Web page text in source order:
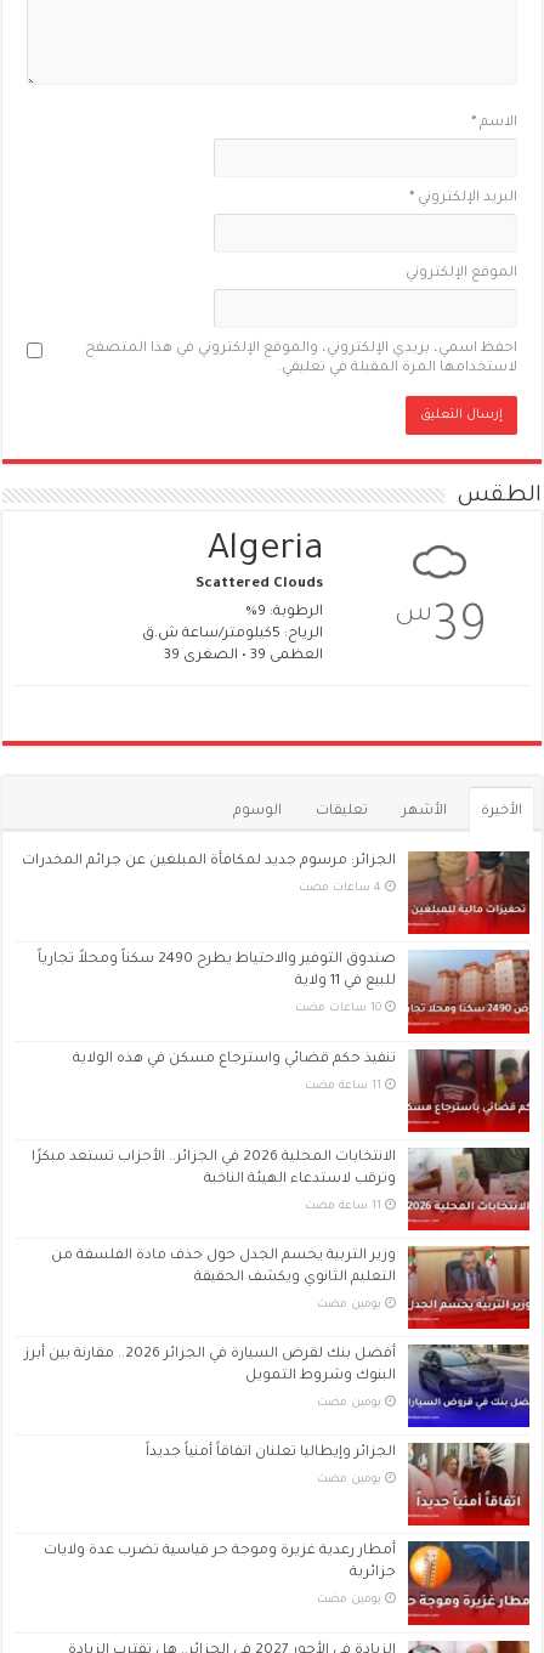
الاسم*
البريد الإلكتروني*
الموقع الإلكتروني
احفظ اسمي، بريدي الإلكتروني، والموقع الإلكتروني في هذا المتصفح
لاستخدامها المرة المقبلة في تعليقي.
الطقس
39 س
Algeria
Scattered Clouds
الرطوبة: 9%
الرياح: 5كيلومتر/ساعة ش.ق
العظمى 39 • الصغرى 39
الأخيرة الأشهر تعليقات الوسوم
الجزائر: مرسوم جديد لمكافأة المبلغين عن جرائم المخدرات
صندوق التوفير والاحتياط يطرح 2490 سكناً ومحلاً تجارياً
للبيع في 11 ولاية
‏10 ساعات مضت
تنفيذ حكم قضائي واسترجاع مسكن في هذه الولاية
الانتخابات المحلية 2026 في الجزائر.. الأحزاب تستعد مبكرًا
وترقب لاستدعاء الهيئة الناخبة
وزير التربية يحسم الجدل حول حذف مادة الفلسفة من
التعليم الثانوي ويكشف الحقيقة
‏يومين مضت
أفضل بنك لقرض السيارة في الجزائر 2026.. مقارنة بين أبرز
البنوك وشروط التمويل
‏يومين مضت
الجزائر وإيطاليا تعلنان اتفاقاً أمنياً جديداً
‏يومين مضت
أمطار رعدية غزيرة وموجة حر قياسية تضرب عدة ولايات
جزائرية
‏يومين مضت